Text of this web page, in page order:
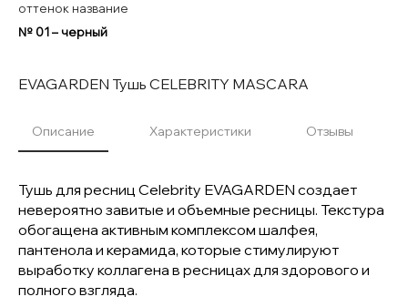
оттенок название
№ 01 – черный
EVAGARDEN Тушь CELEBRITY MASCARA
Описание Характеристики Отзывы
Тушь для ресниц Celebrity EVAGARDEN создает
невероятно завитые и объемные ресницы. Текстура
обогащена активным комплексом шалфея,
пантенола и керамида, которые стимулируют
выработку коллагена в ресницах для здорового и
полного взгляда.